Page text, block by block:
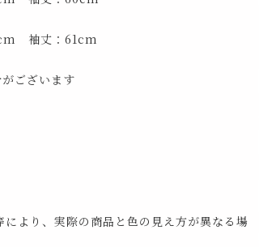
袖丈：61cm
ございます
より、実際の商品と色の見え方が異なる場